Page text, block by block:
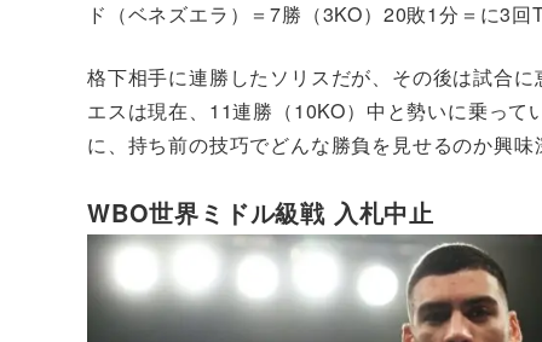
ド（ベネズエラ）＝7勝（3KO）20敗1分＝に3回
格下相手に連勝したソリスだが、その後は試合
エスは現在、11連勝（10KO）中と勢いに乗っ
に、持ち前の技巧でどんな勝負を見せるのか興味
WBO世界ミドル級戦 入札中止